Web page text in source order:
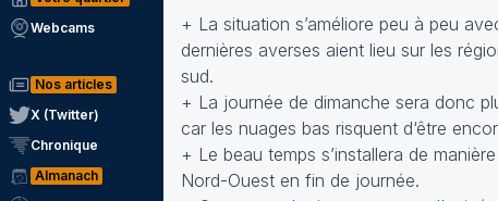
Webcams
Nos articles
X (Twitter)
Chronique
Almanach
+ La situation s’améliore peu à peu
dernières averses aient lieu sur les
sud.
+ La journée de dimanche sera donc
car les nuages bas risquent d‘être
+ Le beau temps s’installera de
Nord-Ouest en fin de journée.